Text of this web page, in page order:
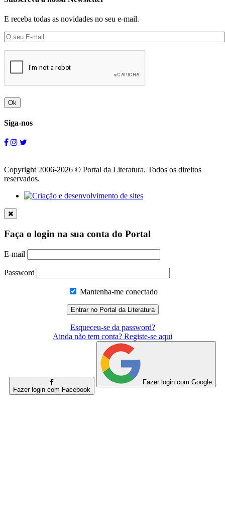
E receba todas as novidades no seu e-mail.
Ok
Siga-nos
Copyright 2006-2026 © Portal da Literatura. Todos os direitos
reservados.
Faça o login na sua conta do Portal
E-mail
Password
Mantenha-me conectado
Esqueceu-se da password?
Ainda não tem conta? Registe-se aqui
Fazer login com Facebook
Fazer login com Google